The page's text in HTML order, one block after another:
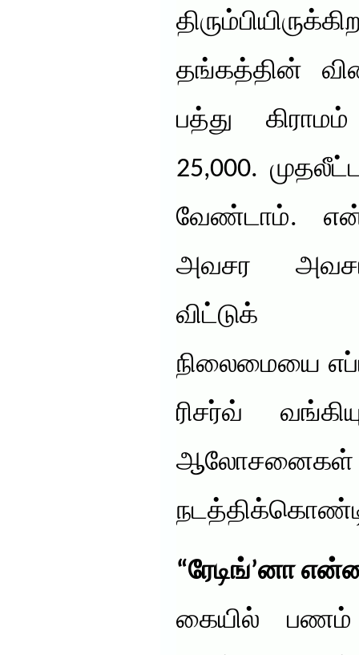
தங்கத்தின்
பத்து
25,000.
வேண்டாம்.
அவசர
விட்டுக்
நிலைமையை
ரிசர்வ்
ஆலோசனைகள்
“ரேடிங்’னா
கையில் பணம்